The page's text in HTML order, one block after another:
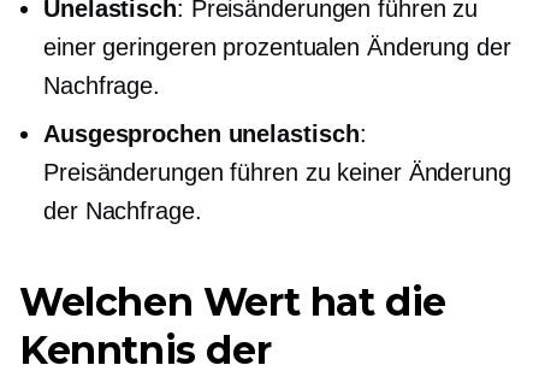
Unelastisch: Preisänderungen führen zu
einer geringeren prozentualen Änderung der
Nachfrage.
Ausgesprochen unelastisch:
Preisänderungen führen zu keiner Änderung
der Nachfrage.
Welchen Wert hat die
Kenntnis der